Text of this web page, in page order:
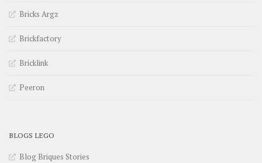
Bricks Argz
Brickfactory
Bricklink
Peeron
BLOGS LEGO
Blog Briques Stories